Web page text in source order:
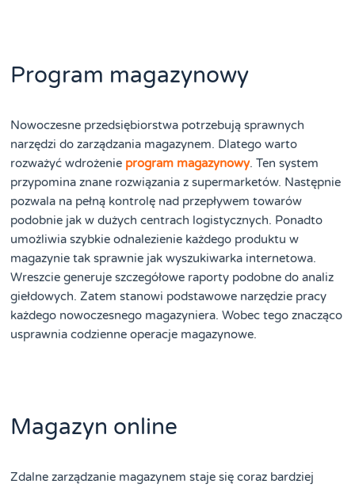
Program magazynowy
Nowoczesne przedsiębiorstwa potrzebują sprawnych
narzędzi do zarządzania magazynem. Dlatego warto
rozważyć wdrożenie program magazynowy. Ten system
przypomina znane rozwiązania z supermarketów. Następnie
pozwala na pełną kontrolę nad przepływem towarów
podobnie jak w dużych centrach logistycznych. Ponadto
umożliwia szybkie odnalezienie każdego produktu w
magazynie tak sprawnie jak wyszukiwarka internetowa.
Wreszcie generuje szczegółowe raporty podobne do analiz
giełdowych. Zatem stanowi podstawowe narzędzie pracy
każdego nowoczesnego magazyniera. Wobec tego znacząco
usprawnia codzienne operacje magazynowe.
Magazyn online
Zdalne zarządzanie magazynem staje się coraz bardziej